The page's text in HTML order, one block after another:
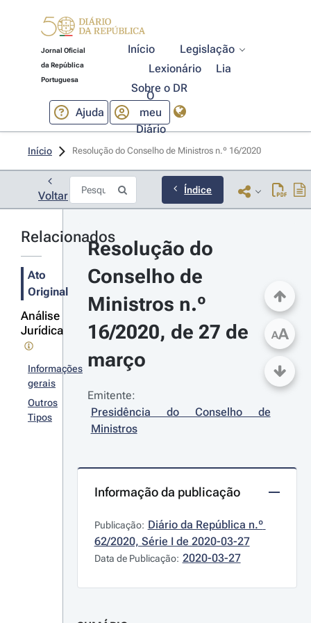
Jornal Oficial
da República
Portuguesa
Início
Legislação
Lexionário
Lia
Sobre o DR
Ajuda
O
meu
Diário
Início Resolução do Conselho de Ministros n.º 16/2020
Voltar Índice
Relacionados
Ato
Original
Análise
Jurídica
Informações
gerais
Outros
Tipos
Resolução do
Conselho de
Ministros n.º
16/2020, de 27 de
março
Emitente:
Presidência do Conselho de
Ministros
Informação da publicação
Publicação: Diário da República n.º
62/2020, Série I de 2020-03-27
Data de Publicação: 2020-03-27
AA